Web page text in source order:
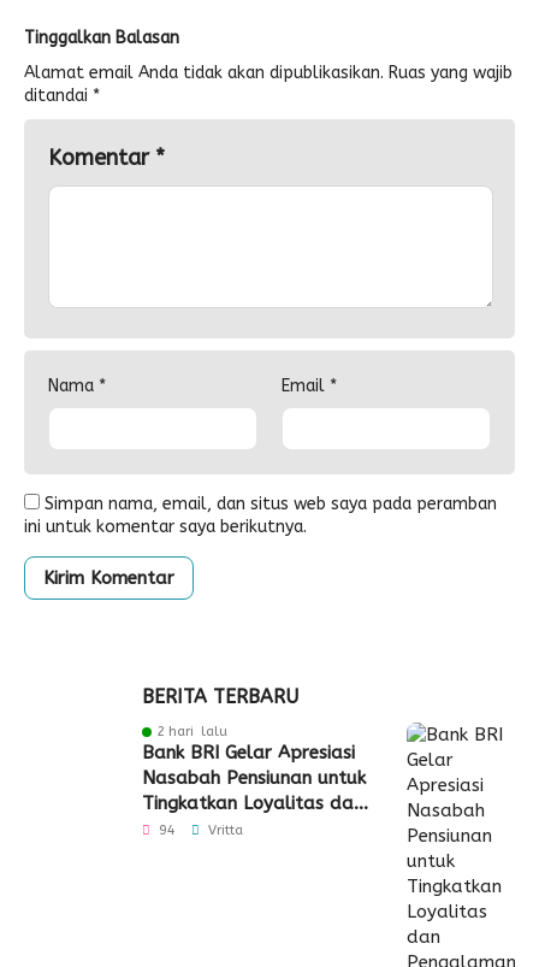
Tinggalkan Balasan
Alamat email Anda tidak akan dipublikasikan. Ruas yang wajib
ditandai *
Komentar *
Nama * Email *
Simpan nama, email, dan situs web saya pada peramban
ini untuk komentar saya berikutnya.
BERITA TERBARU
2 hari lalu
Bank BRI Gelar Apresiasi
Nasabah Pensiunan untuk
Tingkatkan Loyalitas dan
Pengalaman Layanan
94 Vritta